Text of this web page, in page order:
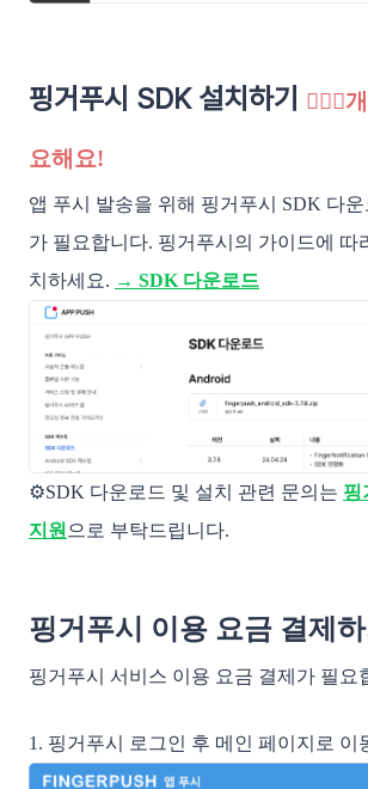
핑거푸시 SDK 설치하기 🙋🏻‍♂️
요해요!
앱 푸시 발송을 위해 핑거푸시 SDK 다운
가 필요합니다. 핑거푸시의 가이드에 따
치하세요. → SDK 다운로드
⚙️SDK 다운로드 및 설치 관련 문의는 핑
지원 으로 부탁드립니다.
핑거푸시 이용 요금 결제하
핑거푸시 서비스 이용 요금 결제가 필요
1. 핑거푸시 로그인 후 메인 페이지로 이